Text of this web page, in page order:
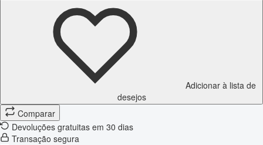
Adicionar à lista de
desejos
Comparar
Devoluções gratuitas em 30 dias
Transação segura